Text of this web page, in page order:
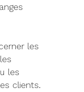
les
les
clients.